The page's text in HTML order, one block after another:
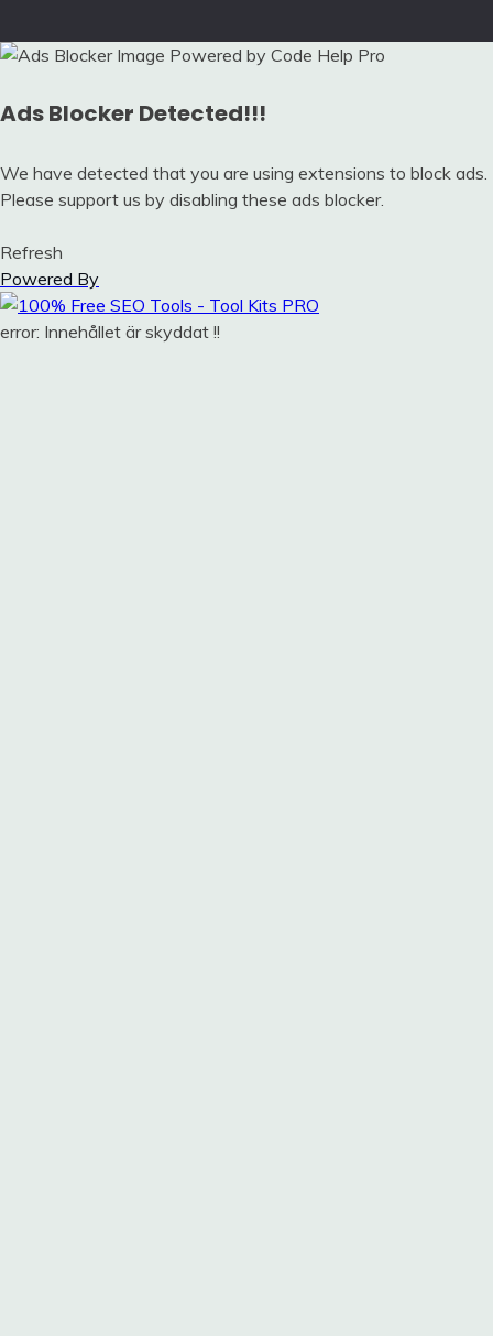
Ads Blocker Detected!!!
We have detected that you are using extensions to block ads.
Please support us by disabling these ads blocker.
Refresh
Powered By
error: Innehållet är skyddat !!